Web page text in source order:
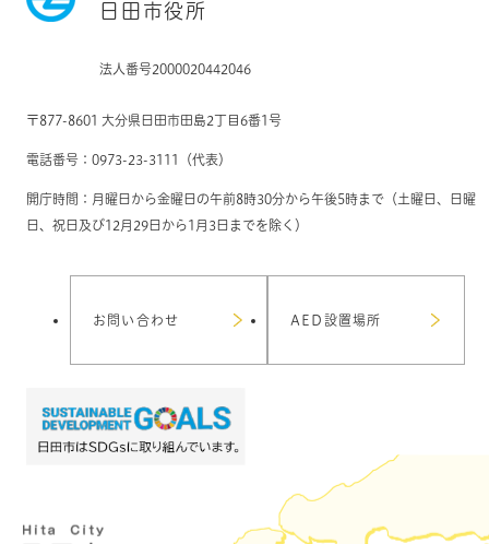
日田市役所
法人番号2000020442046
〒877-8601 大分県日田市田島2丁目6番1号
電話番号：0973-23-3111（代表）
開庁時間：月曜日から金曜日の午前8時30分から午後5時まで（土曜日、日曜
日、祝日及び12月29日から1月3日までを除く）
お問い合わせ AED設置場所